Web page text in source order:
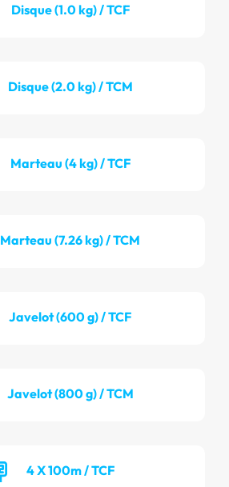
Disque (1.0 kg) / TCF
Disque (2.0 kg) / TCM
Marteau (4 kg) / TCF
Marteau (7.26 kg) / TCM
Javelot (600 g) / TCF
Javelot (800 g) / TCM
4 X 100m / TCF